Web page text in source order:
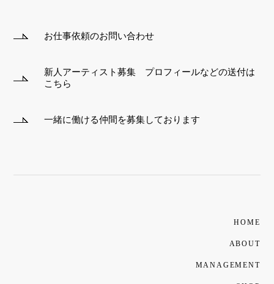
お仕事依頼のお問い合わせ
新人アーティスト募集 プロフィールなどの送付は
こちら
一緒に働ける仲間を募集しております
HOME
ABOUT
MANAGEMENT